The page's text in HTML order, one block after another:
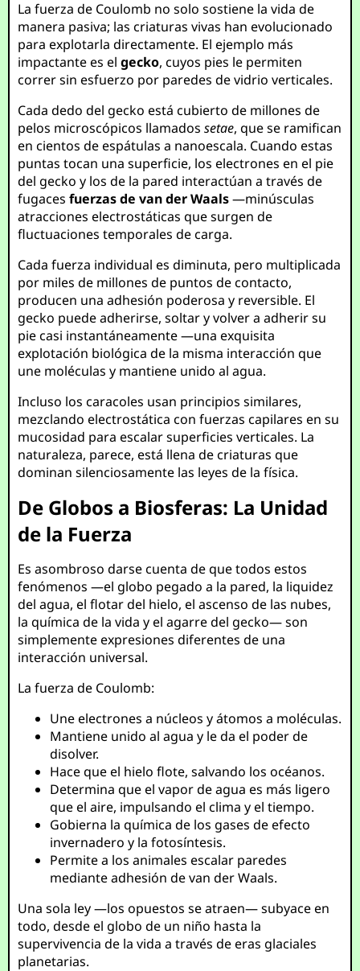
La fuerza de Coulomb no solo sostiene la vida de
manera pasiva; las criaturas vivas han evolucionado
para explotarla directamente. El ejemplo más
impactante es elgecko, cuyos pies le permiten
correr sin esfuerzo por paredes de vidrio verticales.
Cada dedo del gecko está cubierto de millones de
pelos microscópicos llamadossetae, que se ramifican
en cientos de espátulas a nanoescala. Cuando estas
puntas tocan una superficie, los electrones en el pie
del gecko y los de la pared interactúan a través de
fugacesfuerzas de van der Waals—minúsculas
atracciones electrostáticas que surgen de
fluctuaciones temporales de carga.
Cada fuerza individual es diminuta, pero multiplicada
por miles de millones de puntos de contacto,
producen una adhesión poderosa y reversible. El
gecko puede adherirse, soltar y volver a adherir su
pie casi instantáneamente —una exquisita
explotación biológica de la misma interacción que
une moléculas y mantiene unido al agua.
Incluso los caracoles usan principios similares,
mezclando electrostática con fuerzas capilares en su
mucosidad para escalar superficies verticales. La
naturaleza, parece, está llena de criaturas que
dominan silenciosamente las leyes de la física.
De Globos a Biosferas: La Unidad
de la Fuerza
Es asombroso darse cuenta de que todos estos
fenómenos —el globo pegado a la pared, la liquidez
del agua, el flotar del hielo, el ascenso de las nubes,
la química de la vida y el agarre del gecko— son
simplemente expresiones diferentes de una
interacción universal.
La fuerza de Coulomb:
Une electrones a núcleos y átomos a moléculas.
Mantiene unido al agua y le da el poder de
disolver.
Hace que el hielo flote, salvando los océanos.
Determina que el vapor de agua es más ligero
que el aire, impulsando el clima y el tiempo.
Gobierna la química de los gases de efecto
invernadero y la fotosíntesis.
Permite a los animales escalar paredes
mediante adhesión de van der Waals.
Una sola ley —los opuestos se atraen— subyace en
todo, desde el globo de un niño hasta la
supervivencia de la vida a través de eras glaciales
planetarias.